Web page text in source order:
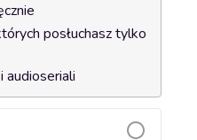
posłuchasz tylko
audioseriali